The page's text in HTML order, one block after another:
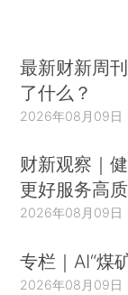
最新财新周
了什么？
2026年08月09日
财新观察｜
更好服务高
2026年08月09日
专栏｜AI“煤
2026年08月09日